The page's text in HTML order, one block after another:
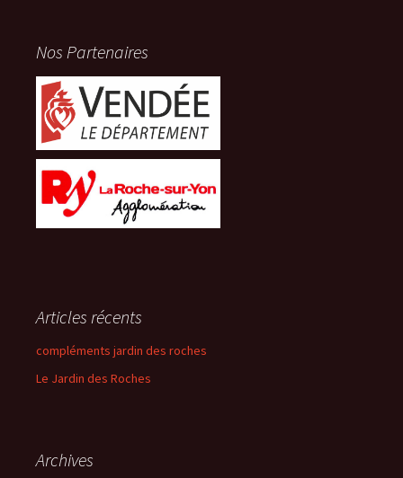
Nos Partenaires
Articles récents
compléments jardin des roches
Le Jardin des Roches
Archives